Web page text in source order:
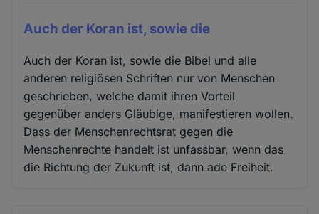
Auch der Koran ist, sowie die
Auch der Koran ist, sowie die Bibel und alle
anderen religiösen Schriften nur von Menschen
geschrieben, welche damit ihren Vorteil
gegenüber anders Gläubige, manifestieren wollen.
Dass der Menschenrechtsrat gegen die
Menschenrechte handelt ist unfassbar, wenn das
die Richtung der Zukunft ist, dann ade Freiheit.